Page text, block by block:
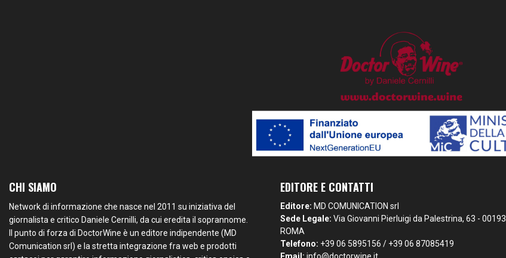
CHI SIAMO
Network di informazione che nasce nel 2011 su iniziativa del
giornalista e critico Daniele Cernilli, da cui eredita il soprannome.
Il punto di forza di DoctorWine è un editore indipendente (MD
Comunication srl) e la stretta integrazione fra web e prodotti
EDITORE E CONTATTI
Editore: MD COMUNICATION srl
Sede Legale: Via Giovanni Pierluigi da Palestrina, 63 - 00193
ROMA
Telefono: +39 06 5895156 / +39 06 87085419